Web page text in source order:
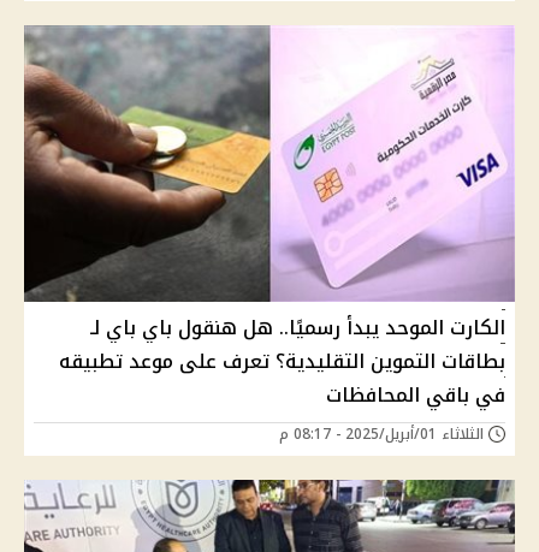
الكارت الموحد يبدأ رسميًا.. هل هنقول باي باي لـ
بطاقات التموين التقليدية؟ تعرف على موعد تطبيقه
في باقي المحافظات
الثلاثاء 01/أبريل/2025 - 08:17 م